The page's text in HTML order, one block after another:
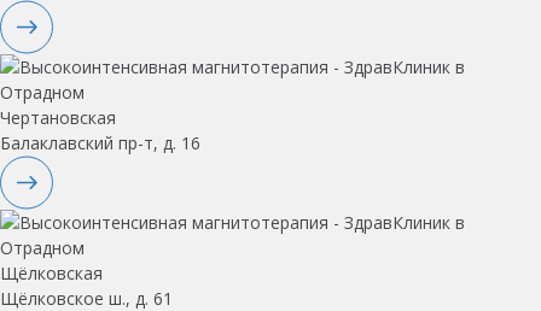
Чертановская
Балаклавский пр-т, д. 16
Щёлковская
Щёлковское ш., д. 61